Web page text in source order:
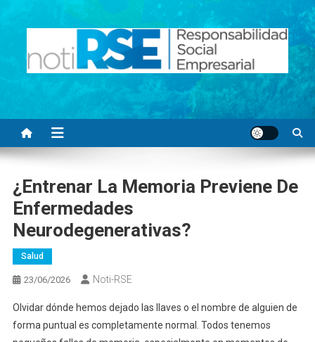
Noti RSE
Noticias con sentido responsable
¿Entrenar La Memoria Previene De
Enfermedades
Neurodegenerativas?
Salud
23/06/2026 Noti-RSE
Olvidar dónde hemos dejado las llaves o el nombre de alguien de
forma puntual es completamente normal. Todos tenemos